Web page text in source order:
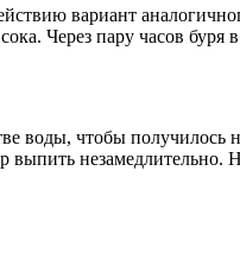
вариант
Через пару часов
воды, чтобы
выпить